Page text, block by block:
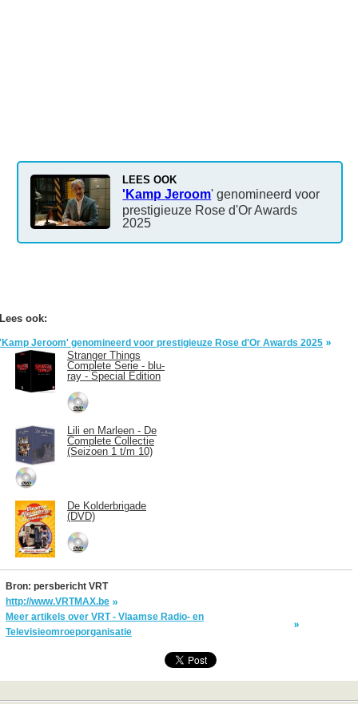
LEES OOK
'KampJeroom' genomineerd voor
prestigieuze Rose d'Or Awards
2025
Lees ook:
'Kamp Jeroom' genomineerd voor prestigieuze Rose d'Or Awards 2025
Stranger Things
Complete Serie - blu-
ray - Special Edition
Lili en Marleen - De
Complete Collectie
(Seizoen 1 t/m 10)
De Kolderbrigade
(DVD)
Bron: persbericht VRT
http://www.VRTMAX.be
Meer artikels over VRT - Vlaamse Radio- en
Televisieomroeporganisatie